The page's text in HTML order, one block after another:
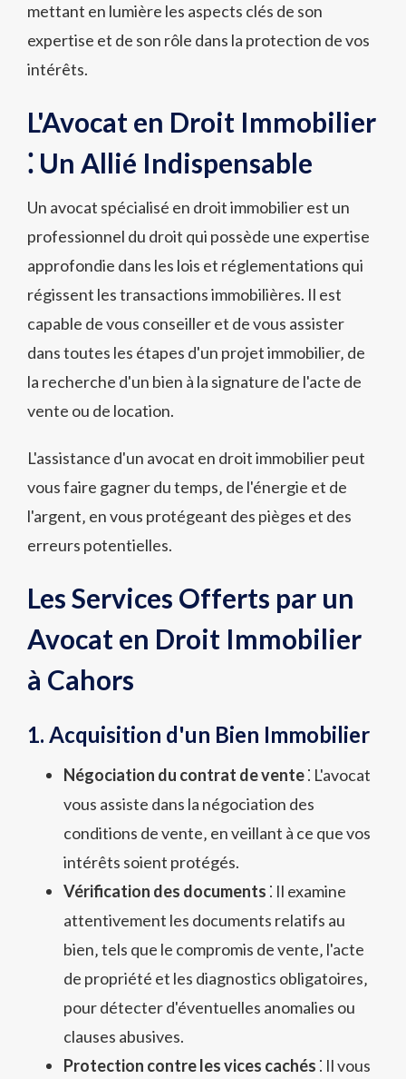
mettant en lumière les aspects clés de son
expertise et de son rôle dans la protection de vos
intérêts.
L'Avocat en Droit Immobilier
⁚ Un Allié Indispensable
Un avocat spécialisé en droit immobilier est un
professionnel du droit qui possède une expertise
approfondie dans les lois et réglementations qui
régissent les transactions immobilières. Il est
capable de vous conseiller et de vous assister
dans toutes les étapes d'un projet immobilier‚ de
la recherche d'un bien à la signature de l'acte de
vente ou de location.
L'assistance d'un avocat en droit immobilier peut
vous faire gagner du temps‚ de l'énergie et de
l'argent‚ en vous protégeant des pièges et des
erreurs potentielles.
Les Services Offerts par un
Avocat en Droit Immobilier
à Cahors
1. Acquisition d'un Bien Immobilier
Négociation du contrat de vente⁚ L'avocat
vous assiste dans la négociation des
conditions de vente‚ en veillant à ce que vos
intérêts soient protégés.
Vérification des documents ⁚ Il examine
attentivement les documents relatifs au
bien‚ tels que le compromis de vente‚ l'acte
de propriété et les diagnostics obligatoires‚
pour détecter d'éventuelles anomalies ou
clauses abusives.
Protection contre les vices cachés ⁚ Il vous